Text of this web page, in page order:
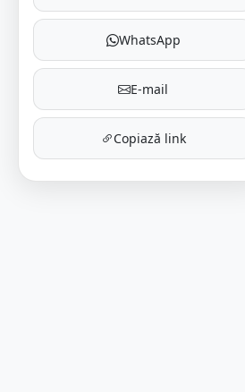
WhatsApp
E-mail
Copiază link